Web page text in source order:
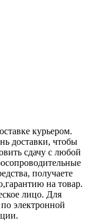
курьером.
доставки, чтобы
сдачу с любой
получаете
на товар.
лицо. Для
электронной